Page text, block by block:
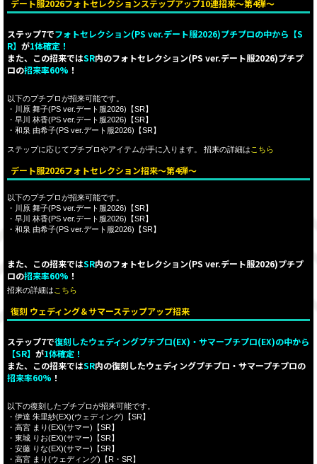
デート服2026フォトセレクションステップアップ10連招来～第4弾～
ステップ7でフォトセレクション(PS ver.デート服2026)プチプロの中から【S
R】 が1体確定！
また、この招来ではSR内のフォトセレクション(PS ver.デート服2026)プチプ
ロの招来率60% ！
以下のプチプロが招来可能です。
・川原 舞子(PS ver.デート服2026)【SR】
・早川 林香(PS ver.デート服2026)【SR】
・和泉 由希子(PS ver.デート服2026)【SR】
ステップに応じてプチプロやアイテムが手に入ります。 招来の詳細は こちら
デート服2026フォトセレクション招来～第4弾～
以下のプチプロが招来可能です。
・川原 舞子(PS ver.デート服2026)【SR】
・早川 林香(PS ver.デート服2026)【SR】
・和泉 由希子(PS ver.デート服2026)【SR】
また、この招来ではSR内のフォトセレクション(PS ver.デート服2026)プチプ
ロの招来率60% ！
招来の詳細は こちら
復刻 ウェディング＆サマーステップアップ招来
ステップ7で復刻したウェディングプチプロ(EX)・サマープチプロ(EX)の中から
【SR】 が1体確定！
また、この招来ではSR内の復刻したウェディングプチプロ・サマープチプロの
招来率60% ！
以下の復刻したプチプロが招来可能です。
・伊達 朱里紗(EX)(ウェディング)【SR】
・高宮 まり(EX)(サマー)【SR】
・東城 りお(EX)(サマー)【SR】
・安藤 りな(EX)(サマー)【SR】
・高宮 まり(ウェディング)【R・SR】